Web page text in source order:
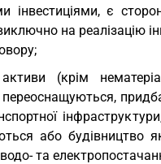
інвестиціями, є
на реалізацію
(крім
або
та